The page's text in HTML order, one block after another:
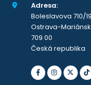
Adresa:
Boleslavova 710/19
Ostrava-
709 00
Česká republika